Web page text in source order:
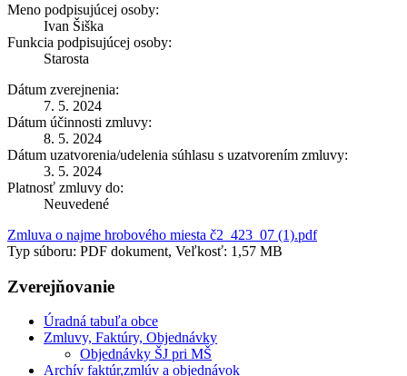
Meno podpisujúcej osoby:
Ivan Šiška
Funkcia podpisujúcej osoby:
Starosta
Dátum zverejnenia:
7. 5. 2024
Dátum účinnosti zmluvy:
8. 5. 2024
Dátum uzatvorenia/udelenia súhlasu s uzatvorením zmluvy:
3. 5. 2024
Platnosť zmluvy do:
Neuvedené
Zmluva o najme hrobového miesta č2_423_07 (1).pdf
Typ súboru: PDF dokument, Veľkosť: 1,57 MB
Zverejňovanie
Úradná tabuľa obce
Zmluvy, Faktúry, Objednávky
Objednávky ŠJ pri MŠ
Archív faktúr,zmlúv a objednávok